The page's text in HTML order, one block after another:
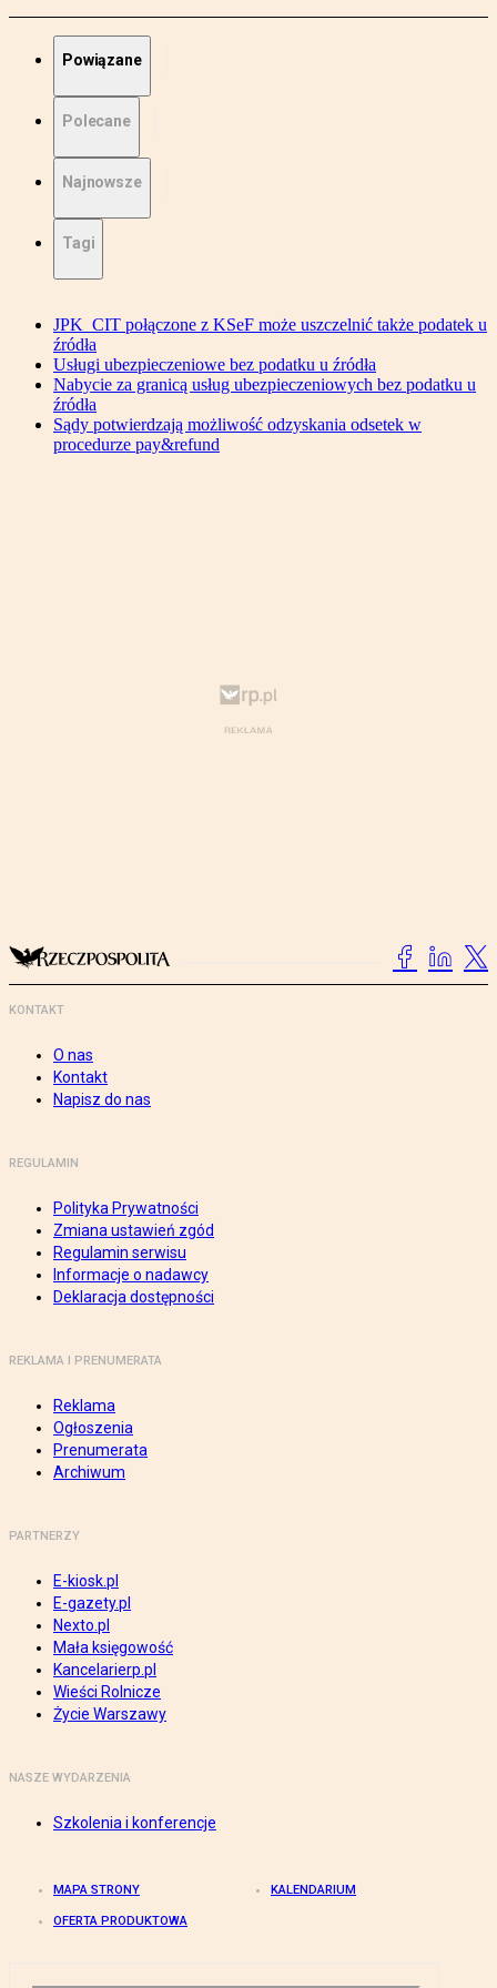
Powiązane
Polecane
Najnowsze
Tagi
JPK_CIT połączone z KSeF może uszczelnić także podatek u
źródła
Usługi ubezpieczeniowe bez podatku u źródła
Nabycie za granicą usług ubezpieczeniowych bez podatku u
źródła
Sądy potwierdzają możliwość odzyskania odsetek w
procedurze pay&refund
KONTAKT
O nas
Kontakt
Napisz do nas
REGULAMIN
Polityka Prywatności
Zmiana ustawień zgód
Regulamin serwisu
Informacje o nadawcy
Deklaracja dostępności
REKLAMA I PRENUMERATA
Reklama
Ogłoszenia
Prenumerata
Archiwum
PARTNERZY
E-kiosk.pl
E-gazety.pl
Nexto.pl
Mała księgowość
Kancelarierp.pl
Wieści Rolnicze
Życie Warszawy
NASZE WYDARZENIA
Szkolenia i konferencje
MAPA STRONY KALENDARIUM
OFERTA PRODUKTOWA